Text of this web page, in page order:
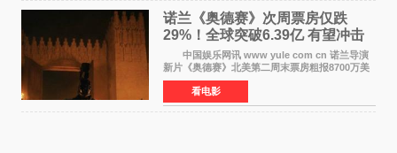
诺兰《奥德赛》次周票房仅跌
29%！全球突破6.39亿 有望冲击
13亿成诺兰最卖座电影
中国娱乐网讯 www yule com cn 诺兰导演
新片《奥德赛》北美第二周末票房粗报8700万美
元（周五至周日：2600万&rarr;3460万
&rarr;2640万），较首周1 24亿美元仅下跌29
6%，走势极为强劲，远超
看电影